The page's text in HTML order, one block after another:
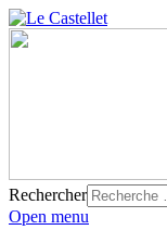
Rechercher
Open menu